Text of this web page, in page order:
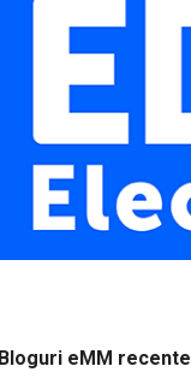
Bloguri eMM recente